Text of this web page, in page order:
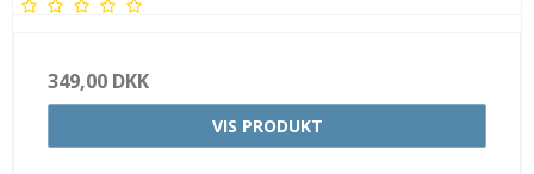
349,00 DKK
VIS PRODUKT